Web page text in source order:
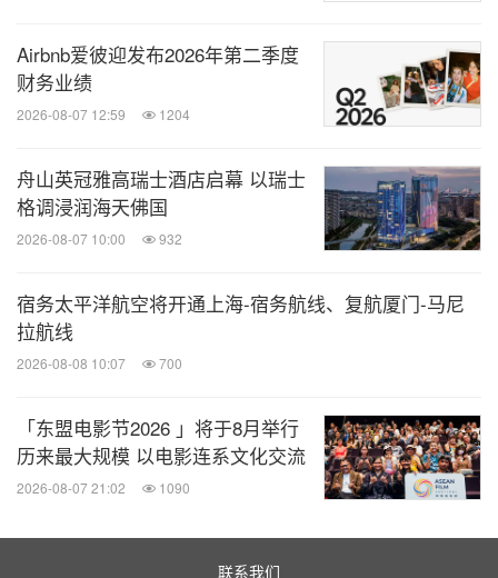
消息来源：顺德美的万怡酒店
微信公众号“全球旅报”发布最新的全球旅游产
业、OTA(在线旅游)、航空公司、飞机制造、
酒店行业最新动态。扫描二维码，立即订
关键词：
Airbnb爱彼迎发布2026年第二季度
财务业绩
2026-08-07 12:59 1204
舟山英冠雅高瑞士酒店启幕 以瑞士
格调浸润海天佛国
2026-08-07 10:00 932
宿务太平洋航空将开通上海-宿务航线、复航厦门-马尼
拉航线
2026-08-08 10:07 700
「东盟电影节2026 」将于8月举行
历来最大规模 以电影连系文化交流
2026-08-07 21:02 1090
联系我们